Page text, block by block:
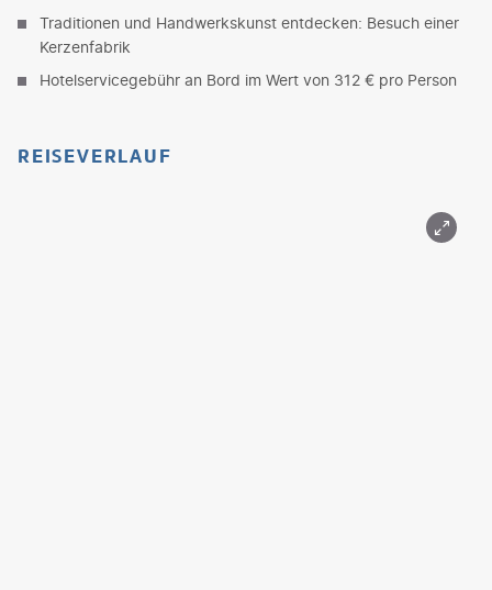
Traditionen und Handwerkskunst entdecken: Besuch einer
Kerzenfabrik
Hotelservicegebühr an Bord im Wert von 312 € pro Person
REISEVERLAUF